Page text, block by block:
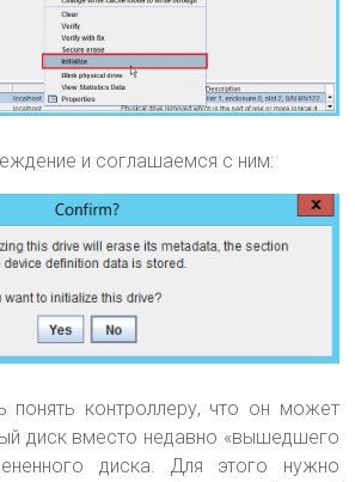
и соглашаемся с ним:
понять контроллеру, что он может
диск вместо недавно «вышедшего
диска. Для этого нужно